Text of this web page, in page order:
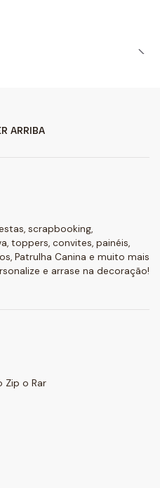
ARRIBA
scrapbooking,
toppers, convites, painéis,
Patrulha Canina e muito mais
e arrase na decoração!
Zip o Rar